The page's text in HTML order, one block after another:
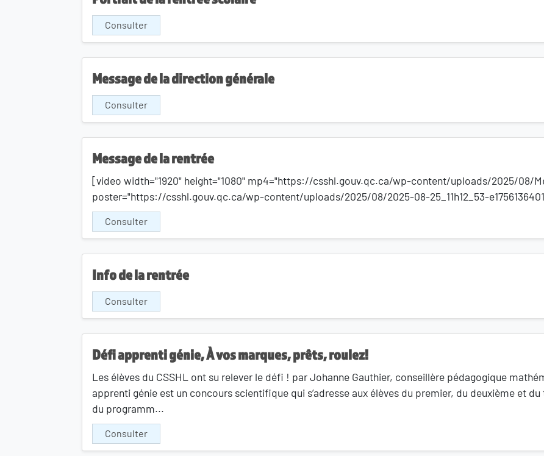
Consulter
Message de la direction générale
Consulter
Message de la rentrée
[video width="1920" height="1080" mp4="https://csshl.gouv.qc.ca/wp-content/uploads/2025/08/
poster="https://csshl.gouv.qc.ca/wp-content/uploads/2025/08/2025-08-25_11h12_53-
Consulter
Info de la rentrée
Consulter
Défi apprenti génie, À vos marques, prêts, roulez!
Les élèves du CSSHL ont su relever le défi ! par Johanne Gauthier, conseillère pédagogique
apprenti génie est un concours scientifique qui s’adresse aux élèves du premier, du deuxième et
du programm...
Consulter